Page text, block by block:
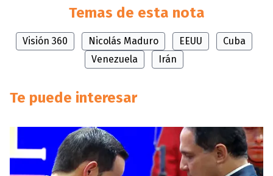
Temas de esta nota
Visión 360 Nicolás Maduro EEUU
Cuba
Venezuela
Irán
Te puede interesar